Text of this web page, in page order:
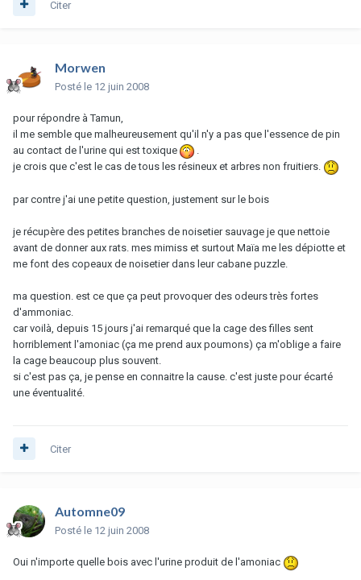
Citer
Morwen
Posté le 12 juin 2008
pour répondre à Tamun,
il me semble que malheureusement qu'il n'y a pas que l'essence de pin
au contact de l'urine qui est toxique
je crois que c'est le cas de tous les résineux et arbres non fruitiers.
par contre j'ai une petite question, justement sur le bois
je récupère des petites branches de noisetier sauvage je que nettoie
avant de donner aux rats. mes mimiss et surtout Maïa me les dépiotte et
me font des copeaux de noisetier dans leur cabane puzzle.
ma question. est ce que ça peut provoquer des odeurs très fortes
d'ammoniac.
car voilà, depuis 15 jours j'ai remarqué que la cage des filles sent
horriblement l'amoniac (ça me prend aux poumons) ça m'oblige a faire
la cage beaucoup plus souvent.
si c'est pas ça, je pense en connaitre la cause. c'est juste pour écarté
une éventualité.
Citer
Automne09
Posté le 12 juin 2008
Oui n'importe quelle bois avec l'urine produit de l'amoniac